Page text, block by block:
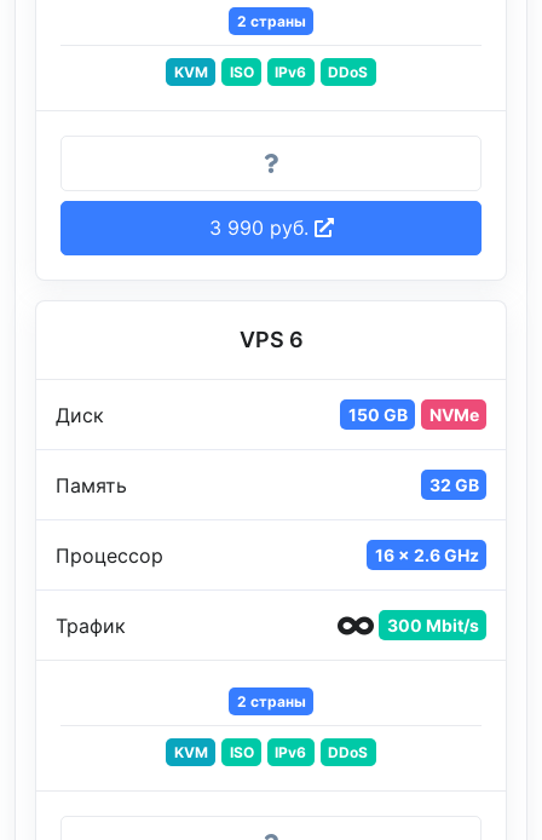
2 страны
KVM ISO IPv6 DDoS
3 990 руб.
VPS 6
Диск 150 GB NVMe
Память 32 GB
Процессор 16 x 2.6 GHz
Трафик 300 Mbit/s
2 страны
KVM ISO IPv6 DDoS